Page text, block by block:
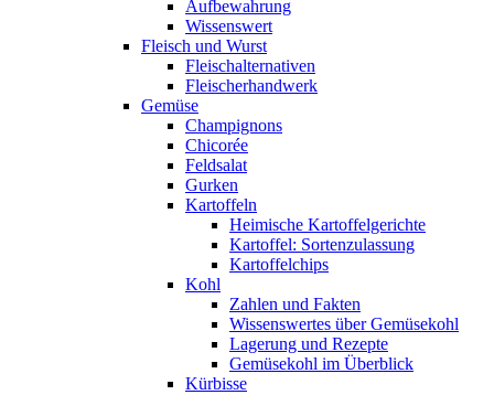
Aufbewahrung
Wissenswert
Fleisch und Wurst
Fleischalternativen
Fleischerhandwerk
Gemüse
Champignons
Chicorée
Feldsalat
Gurken
Kartoffeln
Heimische Kartoffelgerichte
Kartoffel: Sortenzulassung
Kartoffelchips
Kohl
Zahlen und Fakten
Wissenswertes über Gemüsekohl
Lagerung und Rezepte
Gemüsekohl im Überblick
Kürbisse